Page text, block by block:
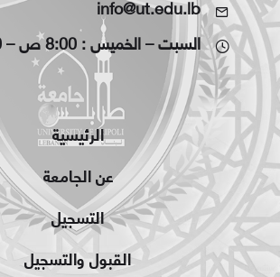
info@ut.edu.lb
السبت – الخميس : 8:00 ص – 8:00 م
الرئيسية
عن الجامعة
التسجيل
القبول والتسجيل